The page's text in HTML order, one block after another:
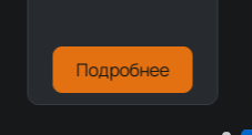
Подробнее